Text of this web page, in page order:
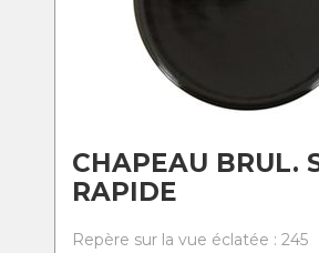
CHAPEAU BRUL.
RAPIDE
Repère sur la vue éclatée : 245